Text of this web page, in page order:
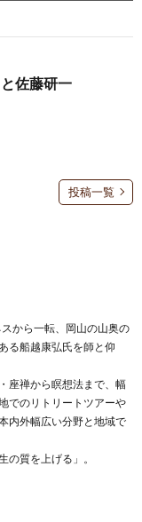
佐藤研一
投稿一覧
から一転、岡山の山奥の
る船越康弘氏を師と仰
座禅から瞑想法まで、幅
でのリトリートツアーや
内外幅広い分野と地域で
の質を上げる」。